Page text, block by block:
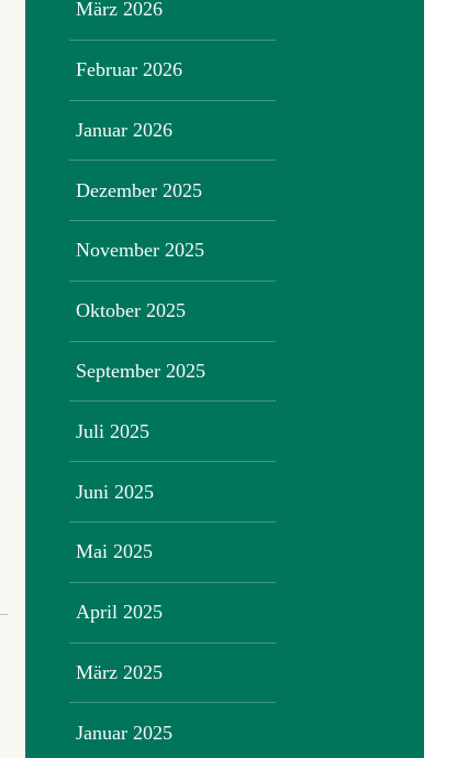
März 2026
Februar 2026
Januar 2026
Dezember 2025
November 2025
Oktober 2025
September 2025
Juli 2025
Juni 2025
Mai 2025
April 2025
März 2025
Januar 2025